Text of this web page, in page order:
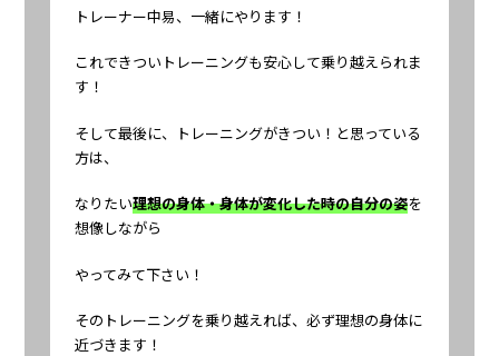
トレーナー中易、一緒にやります！
これできついトレーニングも安心して乗り越えられま
す！
そして最後に、トレーニングがきつい！と思っている
方は、
なりたい理想の身体・身体が変化した時の自分の姿を
想像しながら
やってみて下さい！
そのトレーニングを乗り越えれば、必ず理想の身体に
近づきます！